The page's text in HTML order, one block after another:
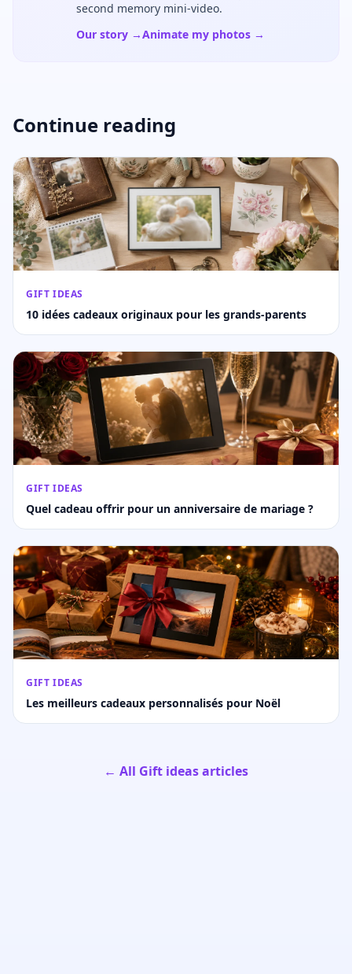
second memory mini-video.
Our story →Animate my photos →
Continue reading
GIFT IDEAS
10 idées cadeaux originaux pour les grands-parents
GIFT IDEAS
Quel cadeau offrir pour un anniversaire de mariage ?
GIFT IDEAS
Les meilleurs cadeaux personnalisés pour Noël
← All Gift ideas articles